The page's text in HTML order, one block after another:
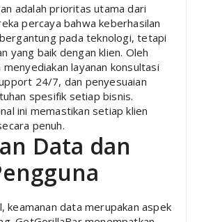
adalah prioritas utama dari
percaya bahwa keberhasilan
pada teknologi, tetapi
yang baik dengan klien. Oleh
layanan konsultasi
24/7, dan penyesuaian
spesifik setiap bisnis.
ini memastikan setiap klien
penuh.
Data dan
keamanan data merupakan aspek